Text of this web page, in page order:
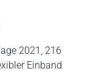
2021, 216
Einband